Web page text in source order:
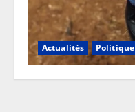
Actualités Politique